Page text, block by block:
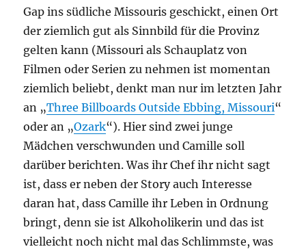
Gap ins südliche Missouris geschickt, einen Ort
der ziemlich gut als Sinnbild für die Provinz
gelten kann (Missouri als Schauplatz von
Filmen oder Serien zu nehmen ist momentan
ziemlich beliebt, denkt man nur im letzten Jahr
an „Three Billboards Outside Ebbing, Missouri“
oder an „Ozark“). Hier sind zwei junge
Mädchen verschwunden und Camille soll
darüber berichten. Was ihr Chef ihr nicht sagt
ist, dass er neben der Story auch Interesse
daran hat, dass Camille ihr Leben in Ordnung
bringt, denn sie ist Alkoholikerin und das ist
vielleicht noch nicht mal das Schlimmste, was